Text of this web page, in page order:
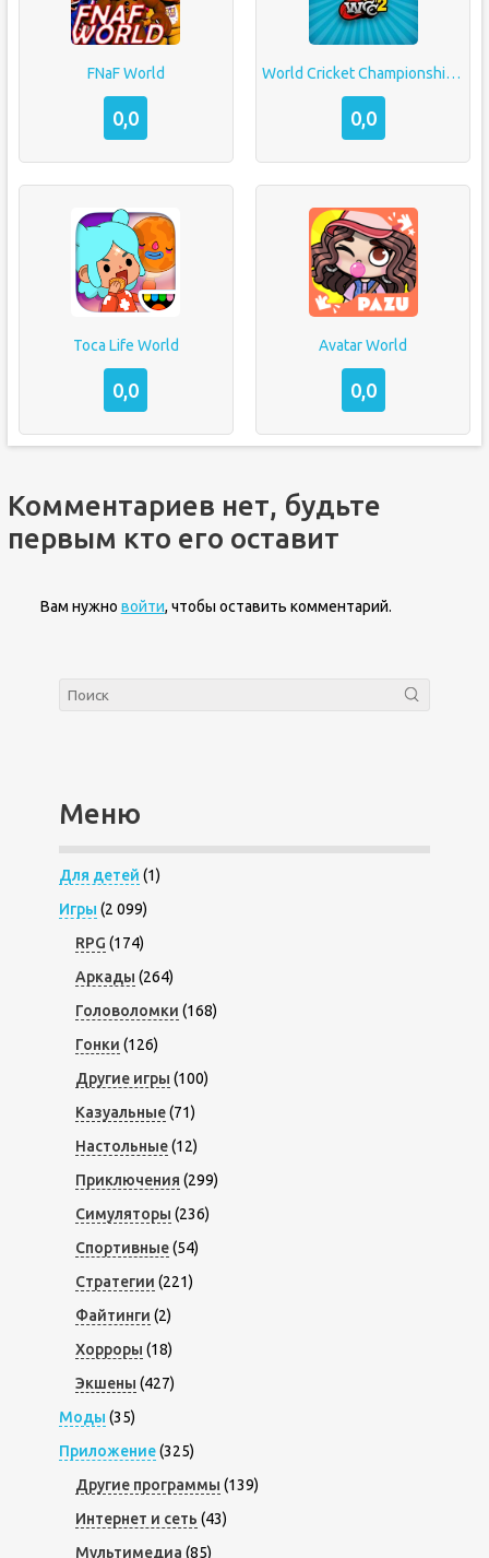
FNaF World
0,0
World Cricket Championship 2
0,0
Toca Life World
0,0
Avatar World
0,0
Комментариев нет, будьте
первым кто его оставит
Вам нужно войти, чтобы оставить комментарий.
Меню
Для детей (1)
Игры (2 099)
RPG (174)
Аркады (264)
Головоломки (168)
Гонки (126)
Другие игры (100)
Казуальные(71)
Настольные(12)
Приключения (299)
Симуляторы (236)
Спортивные(54)
Стратегии (221)
Файтинги (2)
Хорроры (18)
Экшены (427)
Моды (35)
Приложение(325)
Другие программы (139)
Интернет и сеть (43)
Мультимедиа (85)